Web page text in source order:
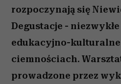
rozpoczynają się
Degustacje -
edukacyjno-
ciemnościach.
prowadzone przez